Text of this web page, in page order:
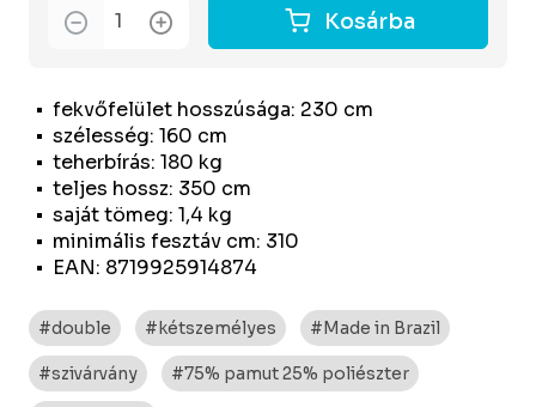
fekvőfelület hosszúsága: 230 cm
szélesség: 160 cm
teherbírás: 180 kg
teljes hossz: 350 cm
saját tömeg: 1,4 kg
minimális fesztáv cm: 310
EAN: 8719925914874
Kosárba
#double #kétszemélyes #Made in Brazil
#szivárvány #75% pamut 25% poliészter